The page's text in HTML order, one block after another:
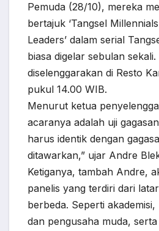
Pemuda (28/10), mereka
bertajuk ‘Tangsel
Leaders’ dalam serial
biasa digelar sebulan
diselenggarakan di Resto
pukul 14.00 WIB.
Menurut ketua
acaranya adalah uji
harus identik dengan
ditawarkan,” ujar Andre
Ketiganya, tambah Andre,
panelis yang terdiri dari
berbeda. Seperti
dan pengusaha muda,